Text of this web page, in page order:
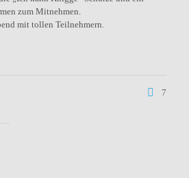
zum Mitnehmen.
mit tollen Teilnehmern.
7